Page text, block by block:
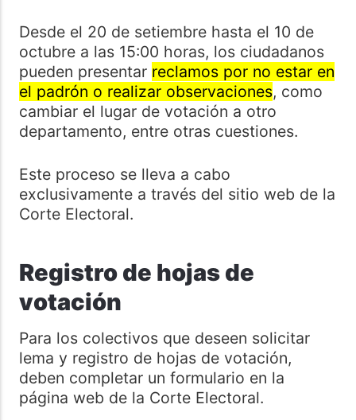
Desde el 20 de setiembre hasta el 10 de
octubre a las 15:00 horas, los ciudadanos
pueden presentar reclamos por no estar en
el padrón o realizar observaciones, como
cambiar el lugar de votación a otro
departamento, entre otras cuestiones.
Este proceso se lleva a cabo
exclusivamente a través del sitio web de la
Corte Electoral.
Registro de hojas de
votación
Para los colectivos que deseen solicitar
lema y registro de hojas de votación,
deben completar un formulario en la
página web de la Corte Electoral.